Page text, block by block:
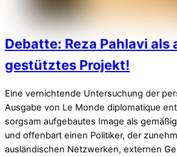
Debatte: Reza Pahlavi als
gestütztes Projekt!
Eine vernichtende Untersuchung der
Ausgabe von Le Monde diplomatique
sorgsam aufgebautes Image als
und offenbart einen Politiker, der
ausländischen Netzwerken, externen